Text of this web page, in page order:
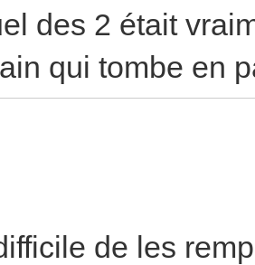
des 2 était
qui tombe en
de les